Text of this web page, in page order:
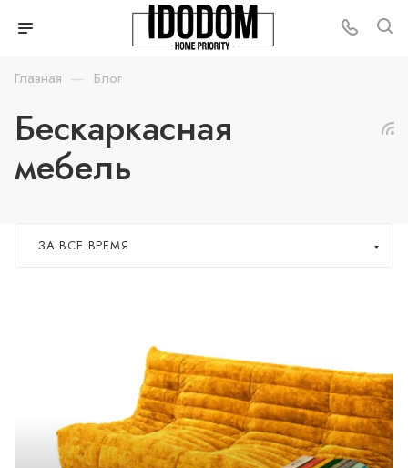
Главная — Блог
Бескаркасная
мебель
ЗА ВСЕ ВРЕМЯ